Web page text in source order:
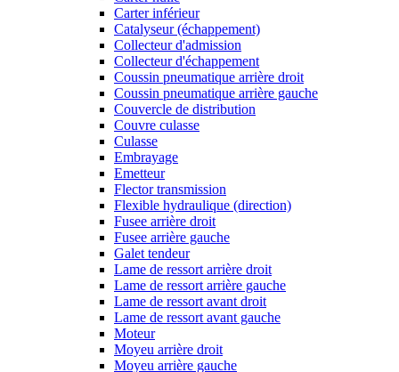
Carter inférieur
Catalyseur (échappement)
Collecteur d'admission
Collecteur d'échappement
Coussin pneumatique arrière droit
Coussin pneumatique arrière gauche
Couvercle de distribution
Couvre culasse
Culasse
Embrayage
Emetteur
Flector transmission
Flexible hydraulique (direction)
Fusee arrière droit
Fusee arrière gauche
Galet tendeur
Lame de ressort arrière droit
Lame de ressort arrière gauche
Lame de ressort avant droit
Lame de ressort avant gauche
Moteur
Moyeu arrière droit
Moyeu arrière gauche